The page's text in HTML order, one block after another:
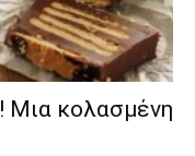
Μια κολασμένη